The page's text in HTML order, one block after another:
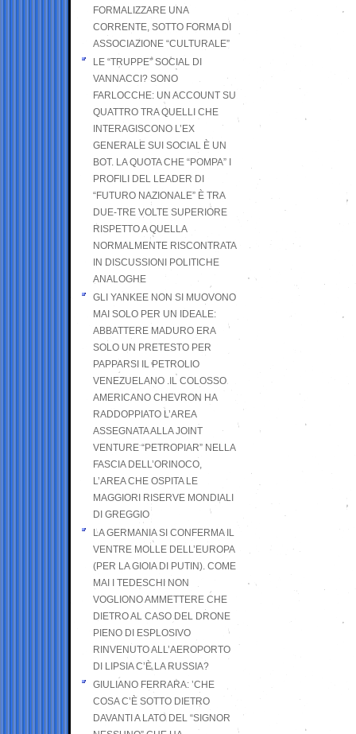
FORMALIZZARE UNA
CORRENTE, SOTTO FORMA DI
ASSOCIAZIONE “CULTURALE”
LE “TRUPPE” SOCIAL DI
VANNACCI? SONO
FARLOCCHE: UN ACCOUNT SU
QUATTRO TRA QUELLI CHE
INTERAGISCONO L’EX
GENERALE SUI SOCIAL È UN
BOT. LA QUOTA CHE “POMPA” I
PROFILI DEL LEADER DI
“FUTURO NAZIONALE” È TRA
DUE-TRE VOLTE SUPERIORE
RISPETTO A QUELLA
NORMALMENTE RISCONTRATA
IN DISCUSSIONI POLITICHE
ANALOGHE
GLI YANKEE NON SI MUOVONO
MAI SOLO PER UN IDEALE:
ABBATTERE MADURO ERA
SOLO UN PRETESTO PER
PAPPARSI IL PETROLIO
VENEZUELANO .IL COLOSSO
AMERICANO CHEVRON HA
RADDOPPIATO L’AREA
ASSEGNATA ALLA JOINT
VENTURE “PETROPIAR” NELLA
FASCIA DELL’ORINOCO,
L’AREA CHE OSPITA LE
MAGGIORI RISERVE MONDIALI
DI GREGGIO
LA GERMANIA SI CONFERMA IL
VENTRE MOLLE DELL’EUROPA
(PER LA GIOIA DI PUTIN). COME
MAI I TEDESCHI NON
VOGLIONO AMMETTERE CHE
DIETRO AL CASO DEL DRONE
PIENO DI ESPLOSIVO
RINVENUTO ALL’AEROPORTO
DI LIPSIA C’È LA RUSSIA?
GIULIANO FERRARA: ’CHE
COSA C’È SOTTO DIETRO
DAVANTI A LATO DEL “SIGNOR